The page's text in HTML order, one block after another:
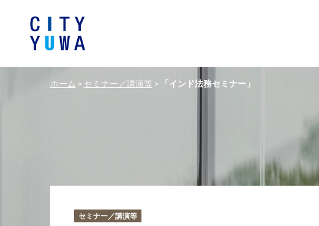
独占禁止法
名前
ホーム > セミナー／講演等 > 「インド法務セミナー」
セミナー／講演等